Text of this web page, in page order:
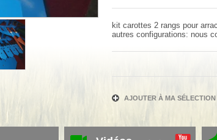
AJOUTER À MA SÉLECTION
kit carottes 2 rangs pour
autres configurations: nous